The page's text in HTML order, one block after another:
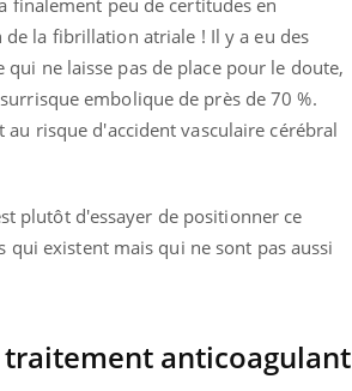
finalement peu de certitudes en
la fibrillation atriale ! Il y a eu des
ne laisse pas de place pour le doute,
embolique de près de 70 %.
risque d'accident vasculaire cérébral
plutôt d'essayer de positionner ce
existent mais qui ne sont pas aussi
anticoagulant
Youtube
Eczéma Chronique des Mains : se
Youtube